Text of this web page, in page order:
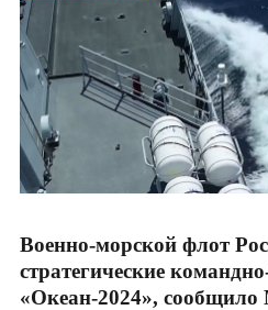
Военно-морской флот
стратегические
«Океан-2024»,